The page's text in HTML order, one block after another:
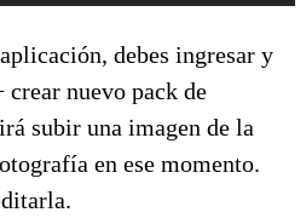
debes ingresar y
nuevo pack de
subir una imagen de la
en ese momento.